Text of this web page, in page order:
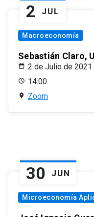
2 JUL
Macroeconomía
Sebastián Claro,
2 de Julio de 2021
14:00
Zoom
30 JUN
Microeconomía